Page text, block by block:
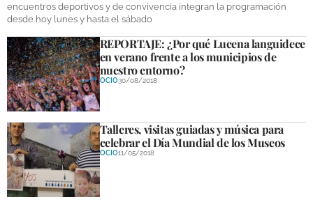
encuentros deportivos y de convivencia integran la programación
desde hoy lunes y hasta el sábado
REPORTAJE: ¿Por qué Lucena languidece
en verano frente a los municipios de
nuestro entorno?
OCIO30/08/2018
Talleres, visitas guiadas y música para
celebrar el Día Mundial de los Museos
OCIO11/05/2018